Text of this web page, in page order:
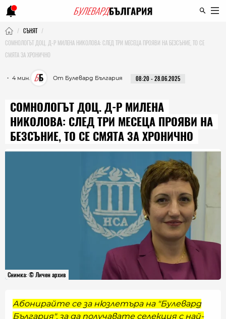
СЪНЯТ
СОМНОЛОГЪТ ДОЦ. Д-Р МИЛЕНА НИКОЛОВА: СЛЕД ТРИ МЕСЕЦА ПРОЯВИ НА БЕЗСЪНИЕ, ТО СЕ
СМЯТА ЗА ХРОНИЧНО
・ 4 мин. От Булевард България 08:20 - 28.06.2025
СОМНОЛОГЪТ ДОЦ. Д-Р МИЛЕНА
НИКОЛОВА: СЛЕД ТРИ МЕСЕЦА ПРОЯВИ НА
БЕЗСЪНИЕ, ТО СЕ СМЯТА ЗА ХРОНИЧНО
Снимка: © Личен архив
Абонирайте се за нюзлетъра на "Булевард
България", за да получавате селекция с най-